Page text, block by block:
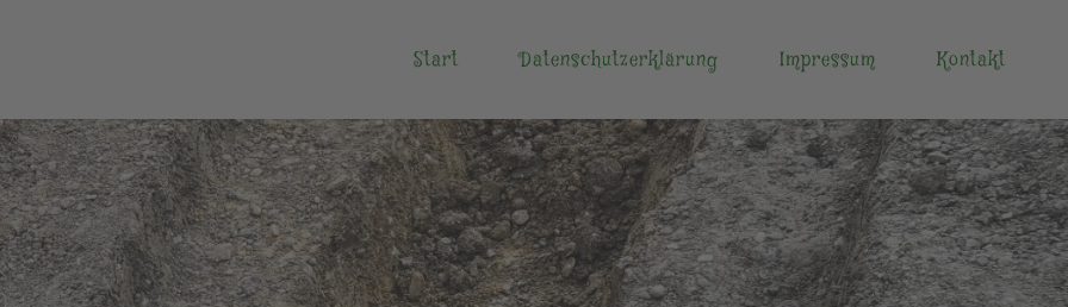
Start Datenschutzerklärung Impressum Kontakt